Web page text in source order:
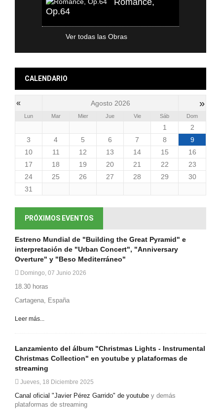
Romance,
Op.64
Ver todas las Obras
CALENDARIO
« Agosto 2026 »
Lun Mar Mier Jue Vie Sáb Dom
1
2
3
4 5 6 7 8
9
10
11 12 13 14 15
16
17
18 19 20 21 22
23
24
25 26 27 28 29
30
31
PRÓXIMOS EVENTOS
Estreno Mundial de "Building the Great Pyramid" e
interpretación de "Urban Concert", "Anniversary
Overture" y "Beso Mediterráneo"
Domingo, 07 Junio 2026
18.30 horas
Cartagena, España
Leer más...
Lanzamiento del álbum "Christmas Lights - Instrumental
Christmas Collection" en youtube y plataformas de
streaming
Jueves, 18 Diciembre 2025
Canal oficial "Javier Pérez Garrido" de youtube y demás
plataformas de streaming